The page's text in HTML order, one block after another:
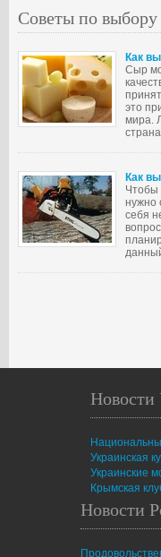
Советы по выбору
Как
Сыр
это
мира.
Как
Чтобы
нужно
себя
Украинская
Украинские
Крымская
Новости